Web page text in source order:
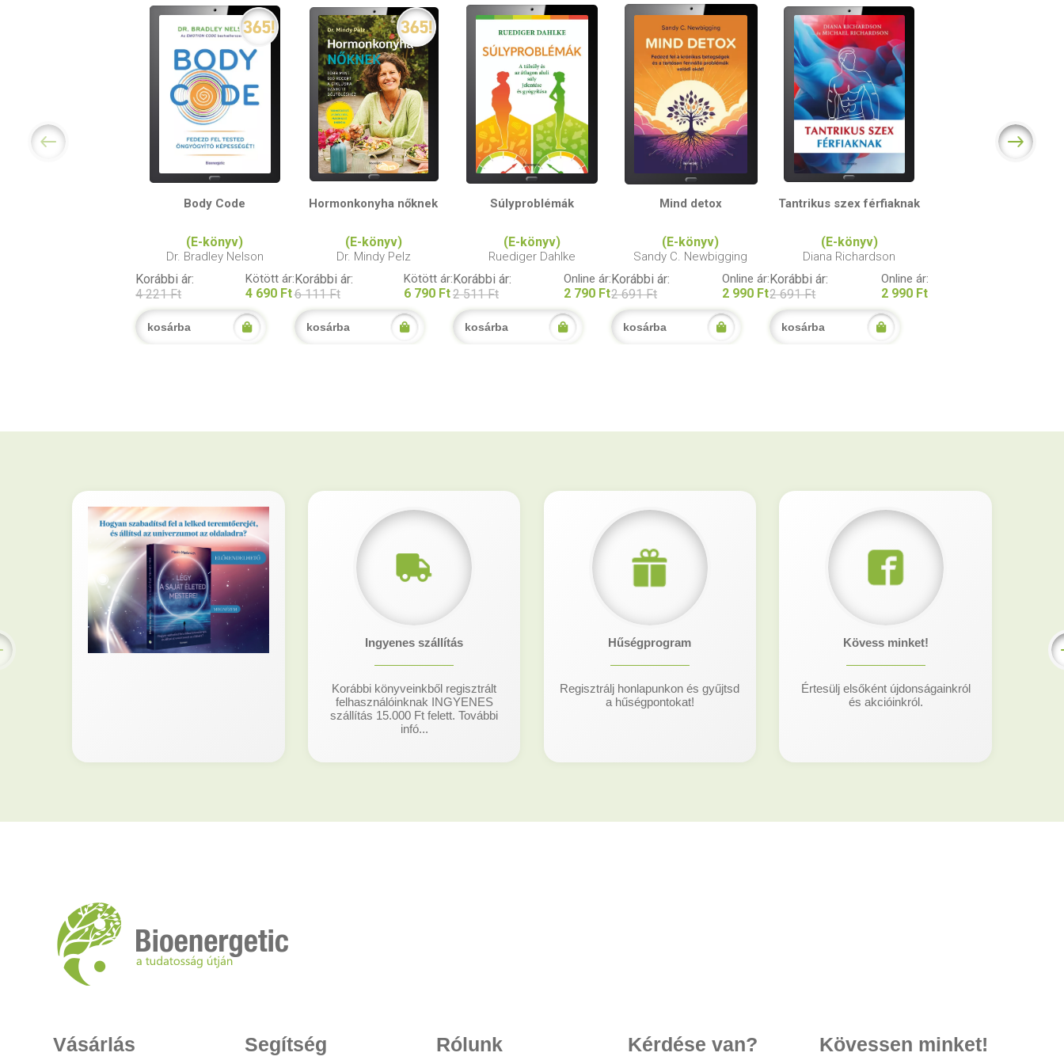
Body Code
(E-könyv)
Dr. Bradley Nelson
Korábbi ár:
4 221 Ft
Kötött ár:
4 690 Ft
kosárba
Hormonkonyha nőknek
(E-könyv)
Dr. Mindy Pelz
Korábbi ár:
6 111 Ft
Kötött ár:
6 790 Ft
kosárba
Súlyproblémák
(E-könyv)
Ruediger Dahlke
Korábbi ár:
2 511 Ft
Online ár:
2 790 Ft
kosárba
Mind detox
(E-könyv)
Sandy C. Newbigging
Korábbi ár:
2 691 Ft
Online ár:
2 990 Ft
kosárba
Tantrikus szex férfiaknak
(E-könyv)
Diana Richardson
Korábbi ár:
2 691 Ft
Online ár:
2 990 Ft
kosárba
Ingyenes szállítás
Korábbi könyveinkből regisztrált
felhasználóinknak INGYENES
szállítás 15.000 Ft felett. További
infó...
Hűségprogram
Regisztrálj honlapunkon és gyűjtsd
a hűségpontokat!
Kövess minket!
Értesülj elsőként újdonságainkról
és akcióinkról.
Vásárlás Segítség Rólunk Kérdése van? Kövessen minket!